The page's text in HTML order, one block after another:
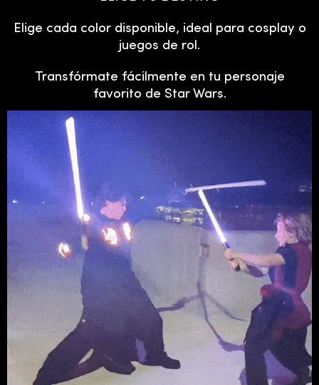
Elige cada color disponible, ideal para cosplay o
juegos de rol.
Transfórmate fácilmente en tu personaje
favorito de Star Wars.